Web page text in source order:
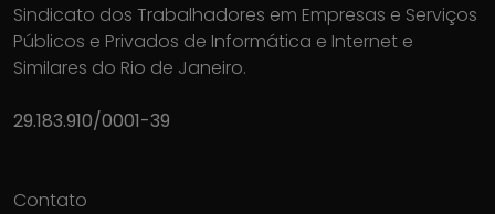
Sindicato dos Trabalhadores em Empresas e Serviços
Públicos e Privados de Informática e Internet e
Similares do Rio de Janeiro.
29.183.910/0001-39
Contato